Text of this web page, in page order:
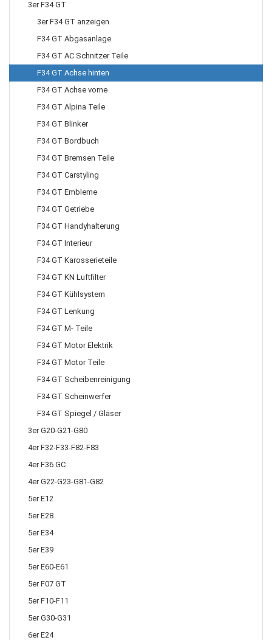
3er F34 GT
3er F34 GT anzeigen
F34 GT Abgasanlage
F34 GT AC Schnitzer Teile
F34 GT Achse hinten
F34 GT Achse vorne
F34 GT Alpina Teile
F34 GT Blinker
F34 GT Bordbuch
F34 GT Bremsen Teile
F34 GT Carstyling
F34 GT Embleme
F34 GT Getriebe
F34 GT Handyhalterung
F34 GT Interieur
F34 GT Karosserieteile
F34 GT KN Luftfilter
F34 GT Kühlsystem
F34 GT Lenkung
F34 GT M- Teile
F34 GT Motor Elektrik
F34 GT Motor Teile
F34 GT Scheibenreinigung
F34 GT Scheinwerfer
F34 GT Spiegel / Gläser
3er G20-G21-G80
4er F32-F33-F82-F83
4er F36 GC
4er G22-G23-G81-G82
5er E12
5er E28
5er E34
5er E39
5er E60-E61
5er F07 GT
5er F10-F11
5er G30-G31
6er E24